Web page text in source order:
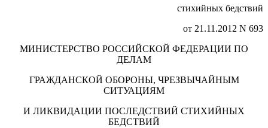
стихийных бедствий
от 21.11.2012 N 693
МИНИСТЕРСТВО РОССИЙСКОЙ ФЕДЕРАЦИИ ПО
ДЕЛАМ
ГРАЖДАНСКОЙ ОБОРОНЫ, ЧРЕЗВЫЧАЙНЫМ
СИТУАЦИЯМ
И ЛИКВИДАЦИИ ПОСЛЕДСТВИЙ СТИХИЙНЫХ
БЕДСТВИЙ